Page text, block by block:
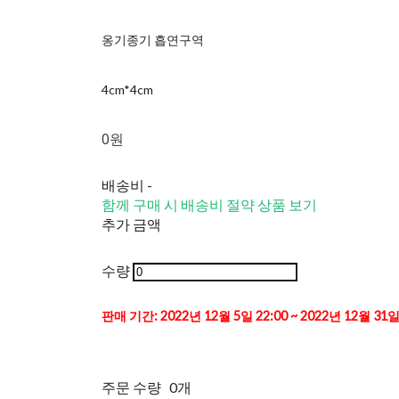
옹기종기 흡연구역
4cm*4cm
0원
배송비 -
함께 구매 시 배송비 절약 상품 보기
추가 금액
수량
판매 기간: 2022년 12월 5일 22:00 ~ 2022년 12월 31
주문 수량 0개